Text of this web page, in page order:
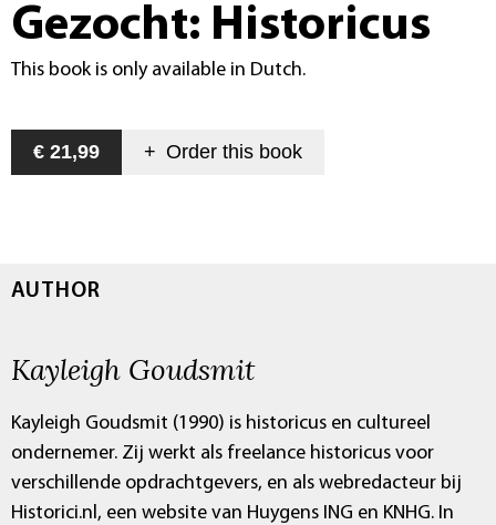
Gezocht: Historicus
This book is only available in Dutch.
€ 21,99 + Order this book
AUTHOR
Kayleigh Goudsmit
Kayleigh Goudsmit (1990) is historicus en cultureel
ondernemer. Zij werkt als freelance historicus voor
verschillende opdrachtgevers, en als webredacteur bij
Historici.nl, een website van Huygens ING en KNHG. In